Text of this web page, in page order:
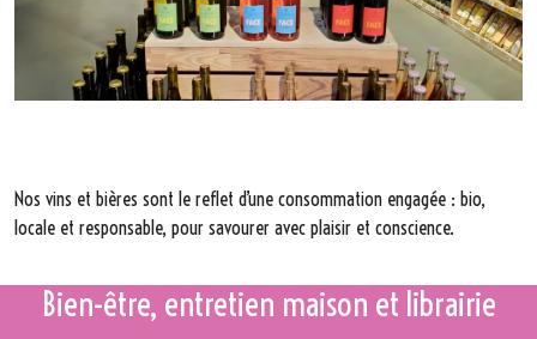
Nos vins et bières sont le reflet d’une consommation engagée : bio,
locale et responsable, pour savourer avec plaisir et conscience.
Bien-être, entretien maison et librairie